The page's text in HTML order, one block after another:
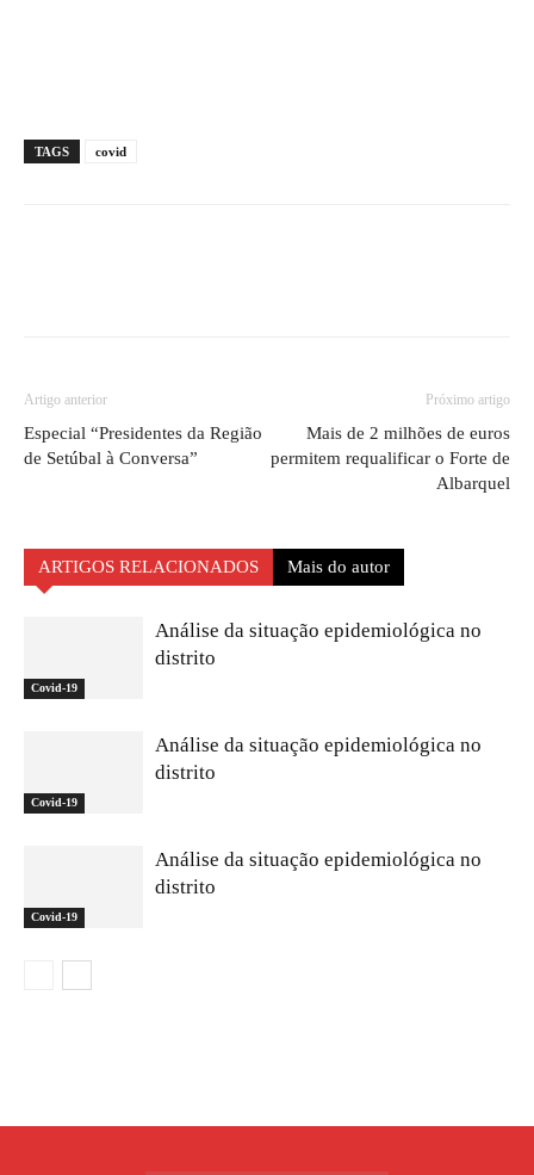
TAGS covid
Artigo anterior
Especial “Presidentes da Região
de Setúbal à Conversa”
Próximo artigo
Mais de 2 milhões de euros
permitem requalificar o Forte de
Albarquel
ARTIGOS RELACIONADOS Mais do autor
Covid-19
Análise da situação epidemiológica no
distrito
Covid-19
Análise da situação epidemiológica no
distrito
Covid-19
Análise da situação epidemiológica no
distrito